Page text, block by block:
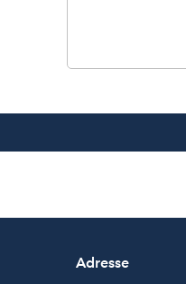
Adresse